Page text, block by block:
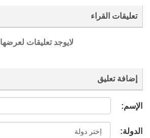
تعليقات القراء
لايوجد تعليقات لعرضها
إضافة تعليق
الإسم:
الدولة: